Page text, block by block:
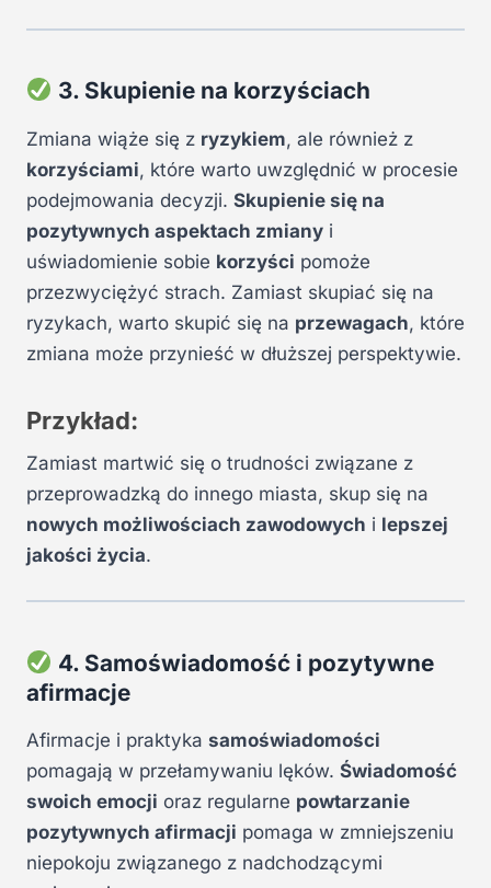
3. Skupienie na korzyściach
Zmiana wiąże się z ryzykiem, ale również z
korzyściami, które warto uwzględnić w procesie
podejmowania decyzji. Skupienie się na
pozytywnych aspektach zmiany i
uświadomienie sobie korzyści pomoże
przezwyciężyć strach. Zamiast skupiać się na
ryzykach, warto skupić się na przewagach, które
zmiana może przynieść w dłuższej perspektywie.
Przykład:
Zamiast martwić się o trudności związane z
przeprowadzką do innego miasta, skup się na
nowych możliwościach zawodowych i lepszej
jakości życia.
4. Samoświadomość i pozytywne
afirmacje
Afirmacje i praktyka samoświadomości
pomagają w przełamywaniu lęków. Świadomość
swoich emocji oraz regularne powtarzanie
pozytywnych afirmacji pomaga w zmniejszeniu
niepokoju związanego z nadchodzącymi